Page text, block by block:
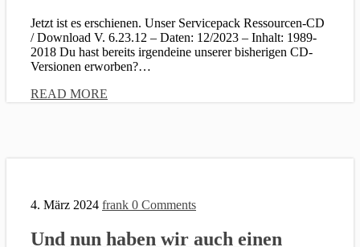
Jetzt ist es erschienen. Unser Servicepack Ressourcen-CD
/ Download V. 6.23.12 – Daten: 12/2023 – Inhalt: 1989-
2018 Du hast bereits irgendeine unserer bisherigen CD-
Versionen erworben?…
READ MORE
4. März 2024 frank 0 Comments
Und nun haben wir auch einen